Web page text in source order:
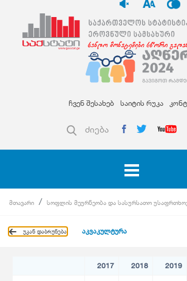
ჩვენ შესახებ საიტის რუკა
ძიება
მთავარი სოფლის მეურნეობა და სასურსათო
უკან დაბრუნება აკვაკულტურა
2017 2018 2019